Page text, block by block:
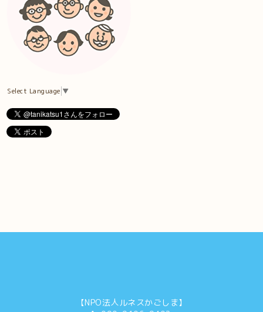
Select Language ▼
【NPO法人ルネスかごしま】